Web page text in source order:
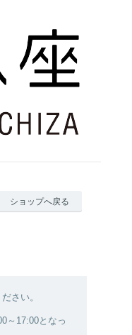
ショップへ戻る
さい。
～17:00となっ